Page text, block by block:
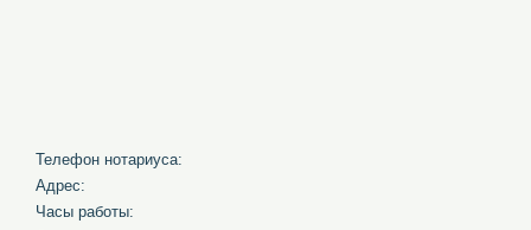
Телефон нотариуса:
Адрес:
Часы работы: